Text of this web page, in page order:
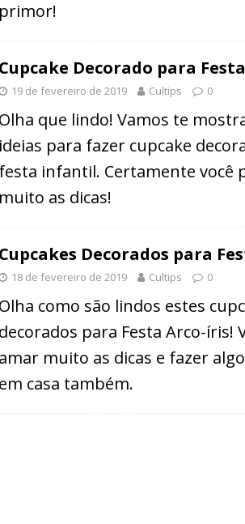
primor!
Cupcake Decorado para
19 de fevereiro de 2019 Cultips 0
Olha que lindo! Vamos te
ideias para fazer cupcake
festa infantil. Certamente você
muito as dicas!
Cupcakes Decorados para
18 de fevereiro de 2019 Cultips 0
Olha como são lindos estes
decorados para Festa Arco-íris!
amar muito as dicas e fazer
em casa também.